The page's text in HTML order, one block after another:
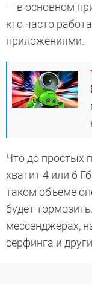
— в основном
кто часто
приложениями.
Что до простых
хватит 4 или 6
таком объеме
будет
мессенджерах,
серфинга и